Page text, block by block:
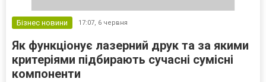
Бізнес новини 17:07, 6 червня
Як функціонує лазерний друк та за якими
критеріями підбирають сучасні сумісні
компоненти